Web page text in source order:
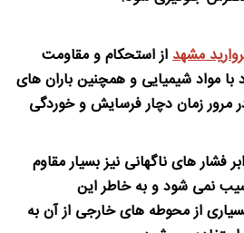
مشهداز استحکام و مقاومت
با مواد شیمیایی و همچنین باران های
مرور زمان دچار فرسایش و خوردگی
فشار های ناگهانی نیز بسیار مقاوم
نمی شود و به خاطر این
از محوطه های خارجی از آن به